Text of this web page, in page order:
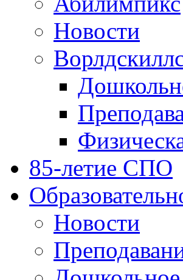
Новости
85-летие СПО
Новости